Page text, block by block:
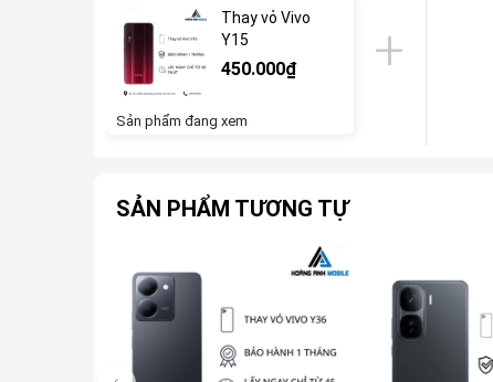
Thay vỏ Vivo
Y15
450.000₫
Sản phẩm đang xem
SẢN PHẨM TƯƠNG TỰ